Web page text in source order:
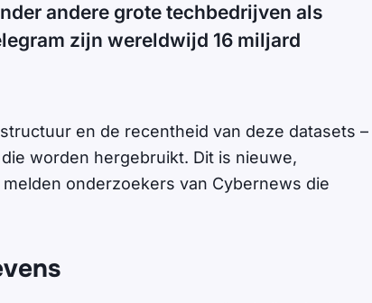
andere grote techbedrijven als
zijn wereldwijd 16 miljard
en de recentheid van deze datasets –
worden hergebruikt. Dit is nieuwe,
onderzoekers van Cybernews die